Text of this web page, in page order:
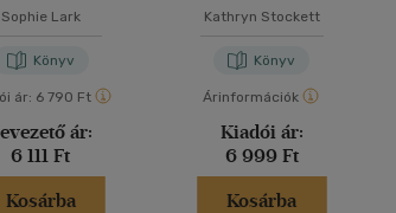
Sophie Lark
Könyv
ár: 6 790 Ft
ár:
6 111 Ft
Kosárba
Kathryn Stockett
Könyv
Árinformációk
Kiadói ár:
6 999 Ft
Kosárba